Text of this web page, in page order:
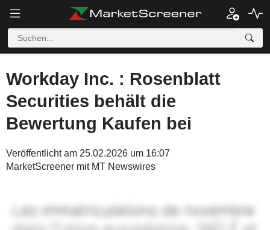
Workday Inc. : Rosenblatt
Securities behält die
Bewertung Kaufen bei
Veröffentlicht am 25.02.2026 um 16:07
MarketScreener mit MT Newswires